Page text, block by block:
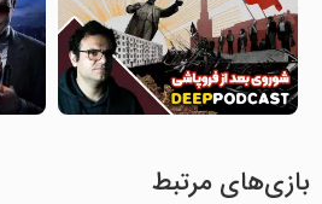
بازی‌های مرتبط